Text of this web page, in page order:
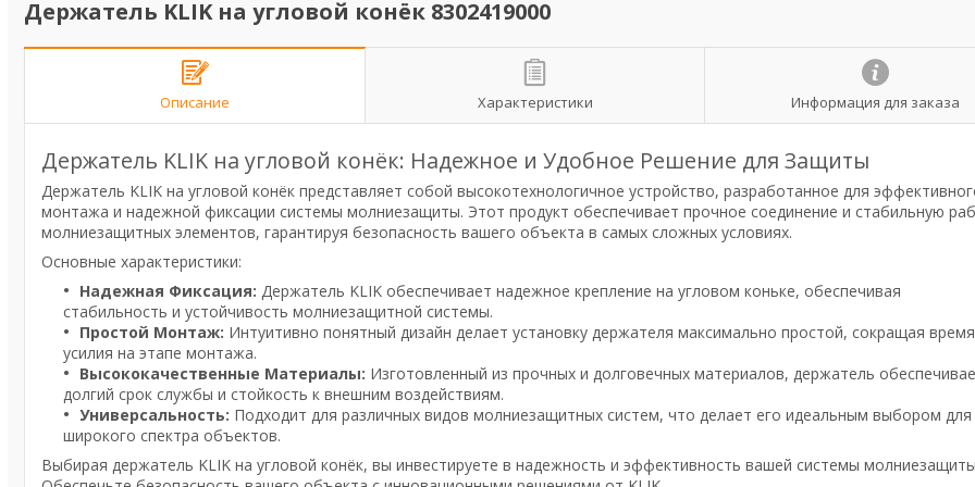
Держатель KLIK на угловой конёк 8302419000
Описание Характеристики Информация для заказа
Держатель KLIK на угловой конёк: Надежное и Удобное Решение для Защиты
Держатель KLIK на угловой конёк представляет собой высокотехнологичное устройство, разработанное для
монтажа и надежной фиксации системы молниезащиты. Этот продукт обеспечивает прочное соединение и стабильную
молниезащитных элементов, гарантируя безопасность вашего объекта в самых сложных условиях.
Основные характеристики:
Надежная Фиксация: Держатель KLIK обеспечивает надежное крепление на угловом коньке, обеспечивая
стабильность и устойчивость молниезащитной системы.
Простой Монтаж: Интуитивно понятный дизайн делает установку держателя максимально простой, сокращая
усилия на этапе монтажа.
Высококачественные Материалы: Изготовленный из прочных и долговечных материалов, держатель
долгий срок службы и стойкость к внешним воздействиям.
Универсальность: Подходит для различных видов молниезащитных систем, что делает его идеальным выбором для
широкого спектра объектов.
Выбирая держатель KLIK на угловой конёк, вы инвестируете в надежность и эффективность вашей системы